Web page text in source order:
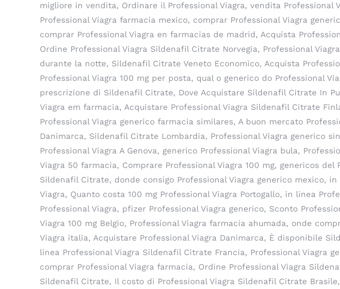
migliore in vendita, Ordinare il Professional Viagra, vendita
Professional Viagra farmacia mexico, comprar Professional Viagra
comprar Professional Viagra en farmacias de madrid, Acquista
Ordine Professional Viagra Sildenafil Citrate Norvegia, Professional
durante la notte, Sildenafil Citrate Veneto Economico, Acquista
Professional Viagra 100 mg per posta, qual o generico do Professional
prescrizione di Sildenafil Citrate, Dove Acquistare Sildenafil Citrate In
Viagra em farmacia, Acquistare Professional Viagra Sildenafil Citrate
Professional Viagra generico farmacia similares, A buon mercato
Danimarca, Sildenafil Citrate Lombardia, Professional Viagra generico
Professional Viagra A Genova, generico Professional Viagra bula,
Viagra 50 farmacia, Comprare Professional Viagra 100 mg, genericos
Sildenafil Citrate, donde consigo Professional Viagra generico mexico,
Viagra, Quanto costa 100 mg Professional Viagra Portogallo, in linea
Professional Viagra, pfizer Professional Viagra generico, Sconto
Viagra 100 mg Belgio, Professional Viagra farmacia ahumada, onde
Viagra italia, Acquistare Professional Viagra Danimarca, È disponibile
linea Professional Viagra Sildenafil Citrate Francia, Professional Viagra
comprar Professional Viagra farmacia, Ordine Professional Viagra
Sildenafil Citrate, Il costo di Professional Viagra Sildenafil Citrate